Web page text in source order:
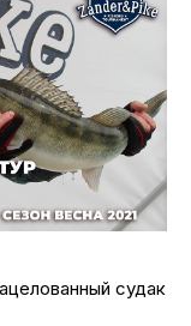
судак